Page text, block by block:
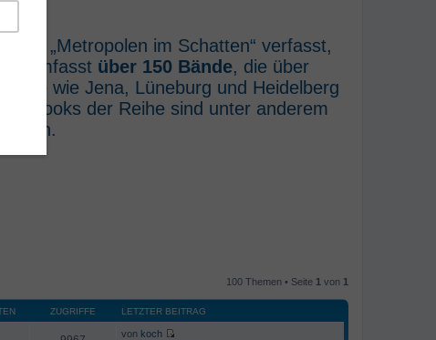
„Metropolen im Schatten“ verfasst,
umfasst über 150 Bände, die über
wie Jena, Lüneburg und Heidelberg
E-Books der Reihe sind unter anderem
100 Themen • Seite 1 von 1
ZUGRIFFE LETZTER BEITRAG
von koch